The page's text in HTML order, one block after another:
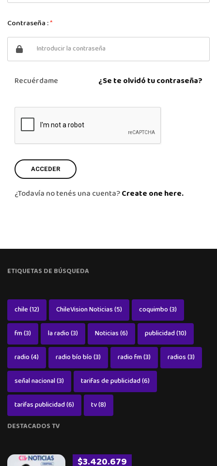
Contraseña :*
Recuérdame ¿Se te olvidó tu contraseña?
ACCEDER
¿Todavía no tenés una cuenta?Create one here.
ETIQUETAS DE BÚSQUEDA
chile(12) ChileVision Noticias(5) coquimbo(3)
fm(3) la radio(3) Noticias(6) publicidad(10)
radio(4) radio bío bío(3) radio fm(3) radios(3)
señal nacional(3) tarifas de publicidad(6)
tarifas publicidad(6) tv(8)
DESTACADOS TV
$3.420.679